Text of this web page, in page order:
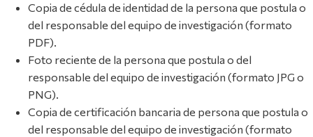
Copia de cédula de identidad de la persona que postula o
del responsable del equipo de investigación (formato
PDF).
Foto reciente de la persona que postula o del
responsable del equipo de investigación (formato JPG o
PNG).
Copia de certificación bancaria de persona que postula o
del responsable del equipo de investigación (formato